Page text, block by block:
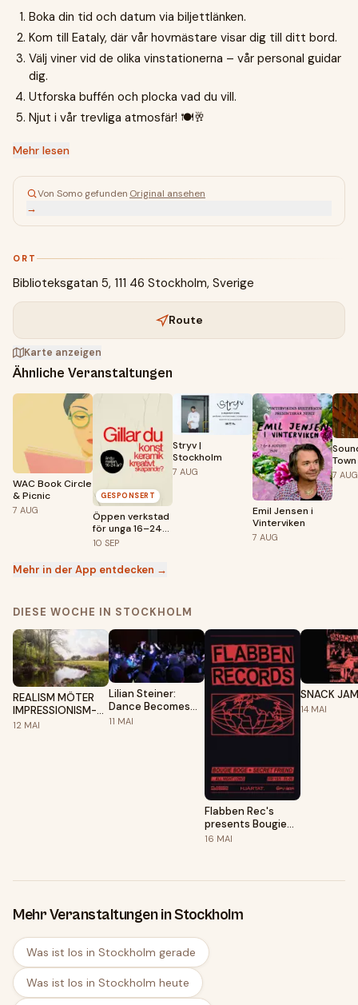
Boka din tid och datum via biljettlänken.
Kom till Eataly, där vår hovmästare visar dig till ditt bord.
Välj viner vid de olika vinstationerna – vår personal guidar
dig.
Utforska buffén och plocka vad du vill.
Njut i vår trevliga atmosfär! 🍽️🥂
Mehr lesen
Von Somo gefunden Original ansehen
→
ORT
Biblioteksgatan 5, 111 46 Stockholm, Sverige
Route
Karte anzeigen
Ähnliche Veranstaltungen
WAC Book Circle
& Picnic
7 AUG
GESPONSERT
Öppen verkstad
för unga 16–24
år – premiär 10
10 SEP
Stryv |
Stockholm
7 AUG
Emil Jensen i
Vinterviken
7 AUG
Town
7 AUG
Mehr in der App entdecken →
DIESE WOCHE IN STOCKHOLM
REALISM MÖTER
IMPRESSIONISM-
Peder Mønsted &
12 MAI
Lilian Steiner:
Dance Becomes
Her
11 MAI
Flabben Rec's
presents Bougie
Boge at Spy Bar
16 MAI
SNACK JAM
14 MAI
Mehr Veranstaltungen in Stockholm
Was ist los in Stockholm gerade
Was ist los in Stockholm heute